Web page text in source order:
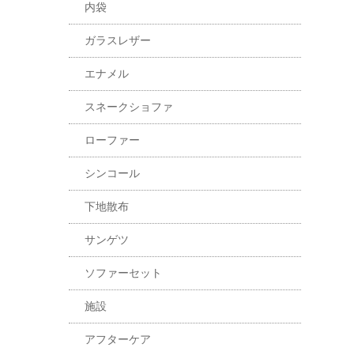
内袋
ガラスレザー
エナメル
スネークショファ
ローファー
シンコール
下地散布
サンゲツ
ソファーセット
施設
アフターケア